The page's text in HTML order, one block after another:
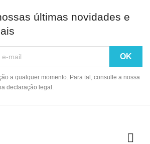
últimas novidades e
a qualquer momento. Para tal, consulte a nossa
declaração legal.
